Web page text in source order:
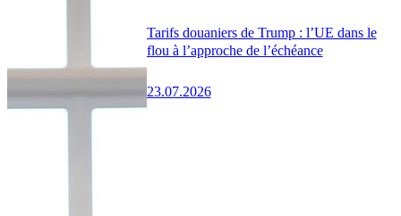
Tarifs douaniers de Trump : l’UE dans le
flou à l’approche de l’échéance
23.07.2026